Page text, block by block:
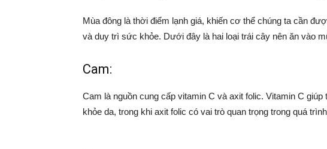
Mùa đông là thời điểm lạnh giá, khiến cơ thể chúng ta cần
và duy trì sức khỏe. Dưới đây là hai loại trái cây nên ăn vào
Cam:
Cam là nguồn cung cấp vitamin C và axit folic. Vitamin C
khỏe da, trong khi axit folic có vai trò quan trọng trong quá